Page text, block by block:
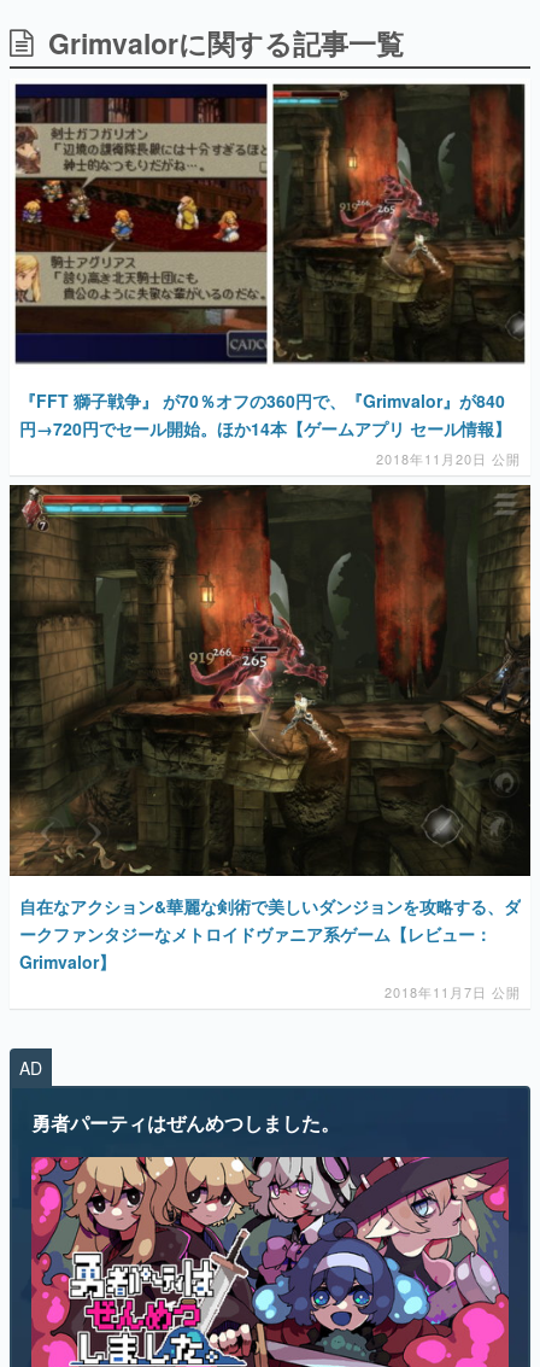
日本のコンテンツ産業やカルチャーに与えた影響を探る企
画です。
日本モバイルゲーム産業史
日本のモバイルゲーム史における主要なトピック・タイト
ルを網羅するほか、開発者へのインタビューや識者による
解説を掲載。約20年の歴史が一望できる決定版！
若ゲのいたり〜ゲームクリエイターの青春〜
『うつヌケ』『ペンと箸』等で知られるマンガ家・田中圭
一先生によるゲーム業界レポートマンガです。
なんでゲームは面白い？
ゲーム開発者・hamatsu氏がゲームの魅力を画面や操作の
具体的な形から解き明かしていく、硬派で骨太な評論連載
ゲームが変えた日本語
「経験値」「裏技」「ラスボス」… ゲームにまつわる言葉
の起源や用法の変遷を、コンピューター文化史研究家・タ
カテゴリ
特集記事
マンガ
女性向け
アプリレビュー
その他
電ファミニコゲーマーとは？
運営：株式会社マレ
Grimvalorに関する記事一覧
『FFT 獅子戦争』 が70％オフの360円で、『Grimvalor』が840
円→720円でセール開始。ほか14本【ゲームアプリ セール情報】
2018年11月20日 公開
自在なアクション&華麗な剣術で美しいダンジョンを攻略する、ダ
ークファンタジーなメトロイドヴァニア系ゲーム【レビュー：
Grimvalor】
2018年11月7日 公開
AD
勇者パーティはぜんめつしました。